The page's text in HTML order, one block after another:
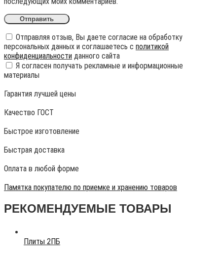
Отправляя отзыв, Вы даете согласие на обработку
персональных данных и соглашаетесь с политикой
конфиденциальности данного сайта
Я согласен получать рекламные и информационные
материалы
Гарантия лучшей цены
Качество ГОСТ
Быстрое изготовление
Быстрая доставка
Оплата в любой форме
Памятка покупателю по приемке и хранению товаров
РЕКОМЕНДУЕМЫЕ ТОВАРЫ
Плиты 2ПБ